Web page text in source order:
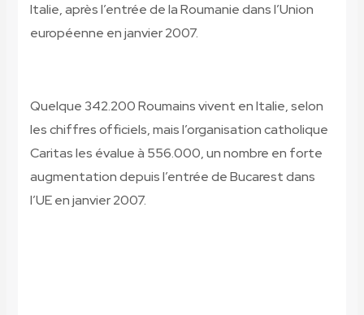
Italie, après l’entrée de la Roumanie dans l’Union
européenne en janvier 2007.
Quelque 342.200 Roumains vivent en Italie, selon
les chiffres officiels, mais l’organisation catholique
Caritas les évalue à 556.000, un nombre en forte
augmentation depuis l’entrée de Bucarest dans
l’UE en janvier 2007.